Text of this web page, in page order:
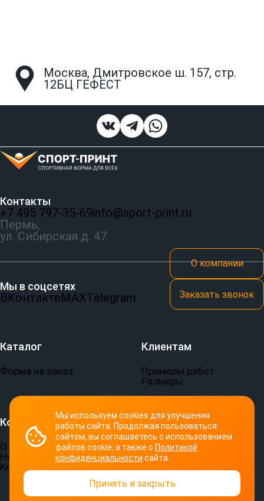
Москва, Дмитровское ш. 157, стр.
12БЦ ГЕФЕСТ
Мы используем cookies для улучшения
работы сайта. Продолжая пользоваться
сайтом, вы соглашаетесь с использованием
файлов cookie, а также с Политикой
конфиденциальности сайта.
Принять и закрыть
Контакты
+7 495 797‑35-69info@sport-print.ru
Пермь,
ул. Сибирская д. 47
Мы в соцсетях
ВКонтактеMAXTelegram
О компании
Заказать звонок
Каталог
Форма на заказ
Клиентам
Примеры работ
Размеры
Компания
О компании
Новости
Контакты
Документы
Пользовательское
соглашение
конфиденциальности